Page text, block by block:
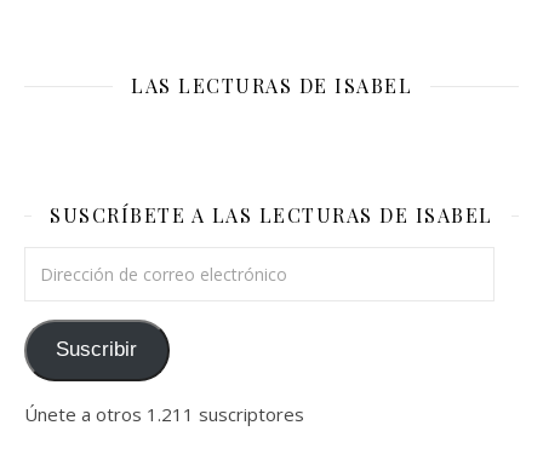
LAS LECTURAS DE ISABEL
SUSCRÍBETE A LAS LECTURAS DE ISABEL
Suscribir
Únete a otros 1.211 suscriptores